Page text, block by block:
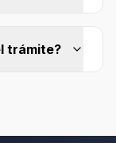
trámite?